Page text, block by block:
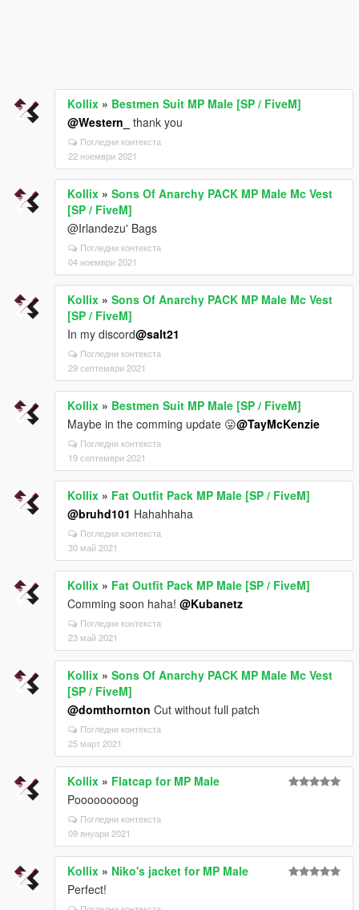
Kollix » Bestmen Suit MP Male [SP / FiveM]
@Western_
thank you
Погледни контекста
22 ноември 2021
Kollix » Sons Of Anarchy PACK MP Male Mc Vest
[SP / FiveM]
@Irlandezu' Bags
Погледни контекста
04 ноември 2021
Kollix » Sons Of Anarchy PACK MP Male Mc Vest
[SP / FiveM]
In my discord@salt21
Погледни контекста
29 септември 2021
Kollix » Bestmen Suit MP Male [SP / FiveM]
Maybe in the comming update 😛@TayMcKenzie
Погледни контекста
19 септември 2021
Kollix » Fat Outfit Pack MP Male [SP / FiveM]
@bruhd101 Hahahhaha
Погледни контекста
30 май 2021
Kollix » Fat Outfit Pack MP Male [SP / FiveM]
Comming soon haha! @Kubanetz
Погледни контекста
23 май 2021
Kollix » Sons Of Anarchy PACK MP Male Mc Vest
[SP / FiveM]
@domthornton Cut without full patch
Погледни контекста
25 март 2021
Kollix » Flatcap for MP Male
Pooooooooog
Погледни контекста
09 януари 2021
Kollix » Niko's jacket for MP Male
Perfect!